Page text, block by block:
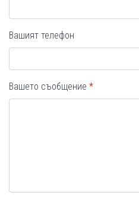
Вашият телефон
Вашето съобщение